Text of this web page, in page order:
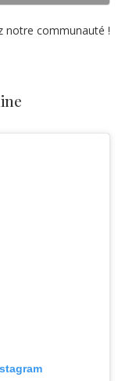
notre communauté !